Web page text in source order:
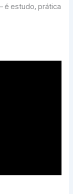
é estudo, prática